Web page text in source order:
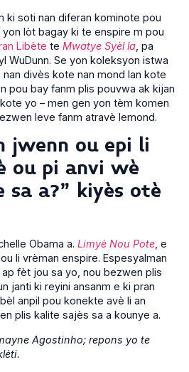
ki soti nan diferan kominote pou
lòt bagay ki te enspire m pou
Libète te Mwatye Syèl la , pa
WuDunn. Se yon koleksyon istwa
divès kote nan mond lan kote
pou bay fanm plis pouvwa ak kijan
yo – men gen yon tèm komen
leve fanm atravè lemond.
jwenn ou epi li
ou pi anvi wè
sa a?” kiyès otè
Obama a. Limyè Nou Pote , e
li vrèman enspire. Espesyalman
fèt jou sa yo, nou bezwen plis
janti ki reyini ansanm e ki pran
anpil pou konekte avè li an
plis kalite sajès sa a kounye a.
Agostinho; repons yo te